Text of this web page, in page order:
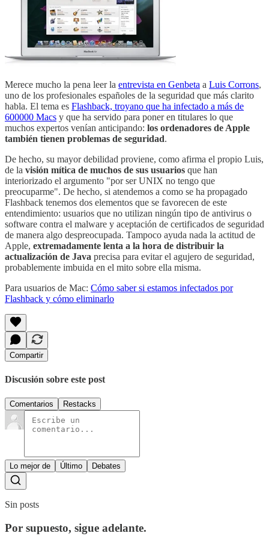
Merece mucho la pena leer la entrevista en Genbeta a Luis Corrons,
uno de los profesionales españoles de la seguridad que más clarito
habla. El tema es Flashback, troyano que ha infectado a más de
600000 Macs y que ha servido para poner en titulares lo que
muchos expertos venían anticipando: los ordenadores de Apple
también tienen problemas de seguridad.
De hecho, su mayor debilidad proviene, como afirma el propio Luis,
de la visión mítica de muchos de sus usuarios que han
interiorizado el argumento "por ser UNIX no tengo que
preocuparme". De hecho, si atendemos a como se ha propagado
Flashback tenemos dos elementos que se favorecen de este
entendimiento: usuarios que no utilizan ningún tipo de antivirus o
software contra el malware y aceptación de certificados de seguridad
de manera algo despreocupada. Tampoco ayuda nada la actitud de
Apple, extremadamente lenta a la hora de distribuir la
actualización de Java precisa para evitar el agujero de seguridad,
probablemente imbuida en el mito sobre ella misma.
Para usuarios de Mac: Cómo saber si estamos infectados por
Flashback y cómo eliminarlo
Compartir
Discusión sobre este post
Comentarios Restacks
Lo mejor de Último Debates
Sin posts
Por supuesto, sigue adelante.